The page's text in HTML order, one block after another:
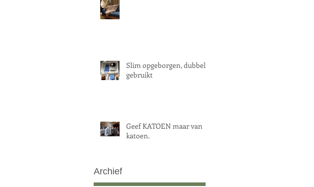
Slim opgeborgen, dubbel
gebruikt
Geef KATOEN maar van
katoen.
Archief